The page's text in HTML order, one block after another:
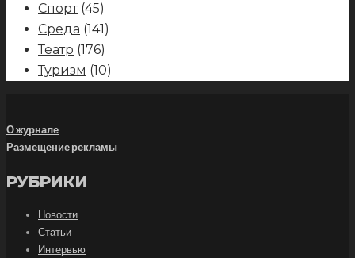
Спорт(45)
Среда (141)
Театр (176)
Туризм (10)
О журнале
Размещение рекламы
РУБРИКИ
Новости
Статьи
Интервью